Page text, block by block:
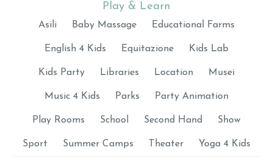
Play & Learn
Asili Baby Massage Educational Farms
English 4 Kids Equitazione Kids Lab
Kids Party Libraries Location Musei
Music 4 Kids Parks Party Animation
Play Rooms School Second Hand Show
Sport Summer Camps Theater Yoga 4 Kids